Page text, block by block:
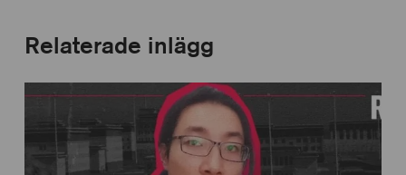
Relaterade inlägg